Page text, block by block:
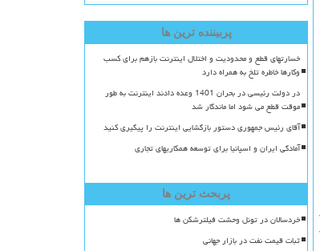
پربیننده ترین ها
خسارتهای قطع و محدودیت و اختلال اینترنت بازهم برای کسب
وکارها خاطره تلخ به همراه دارد
در دولت رئیسی در بحران 1401 وعده دادند اینترنت به طور
موقت قطع می شود اما ماندگار شد
آقای رئیس جمهوری دستور بازگشایی اینترنت را پیگیری کنید
آمادگی ایران و اسپانیا برای توسعه همکاریهای تجاری
پربحث ترین ها
خردسالان در تونل وحشت فیلترشکن ها
ثبات قیمت نفت در بازار جهانی